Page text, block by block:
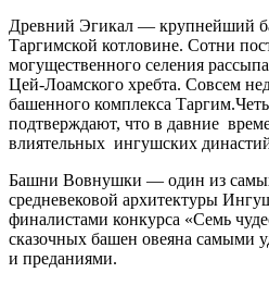
Древний Эгикал — крупнейший
Таргимской котловине. Сотни
могущественного селения
Цей-Лоамского хребта. Совсем
башенного комплекса
подтверждают, что в давние
влиятельных ингушских
Башни Вовнушки — один из
средневековой архитектуры
финалистами конкурса «Семь
сказочных башен овеяна самыми
и преданиями.